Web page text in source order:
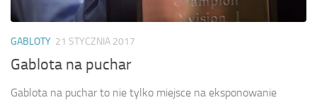
GABLOTY 21 STYCZNIA 2017
Gablota na puchar
Gablota na puchar to nie tylko miejsce na eksponowanie